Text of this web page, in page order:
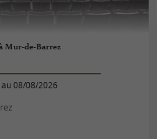
Mur-de-Barrez
08/08/2026